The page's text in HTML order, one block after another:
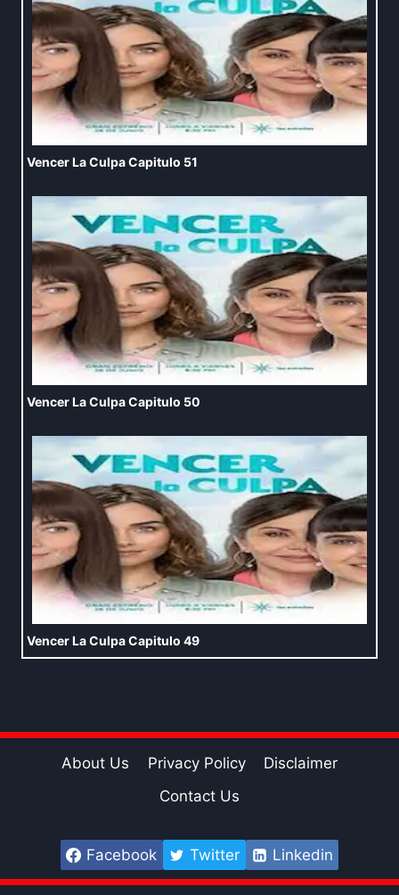
Vencer La Culpa Capitulo 51
Vencer La Culpa Capitulo 50
Vencer La Culpa Capitulo 49
About Us Privacy Policy
Disclaimer
Contact Us
Facebook Twitter Linkedin